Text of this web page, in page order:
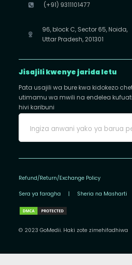
(+91) 9311101477
96, block C, Sector 65, Noida,
Uttar Pradesh, 201301
Jisajili kwenye jarida letu
Pata usajili wa bure kwa kidokezo
utimamu wa mwili na endelea
hivi karibuni
Refund/Return/Exchange Policy
Sera ya faragha | Sheria na Masharti
© 2023 GoMedii. Haki zote zimehifadhiwa